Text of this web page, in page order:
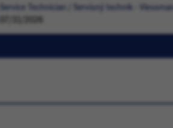
Service Technician / Servisný technik -
07/31/2026